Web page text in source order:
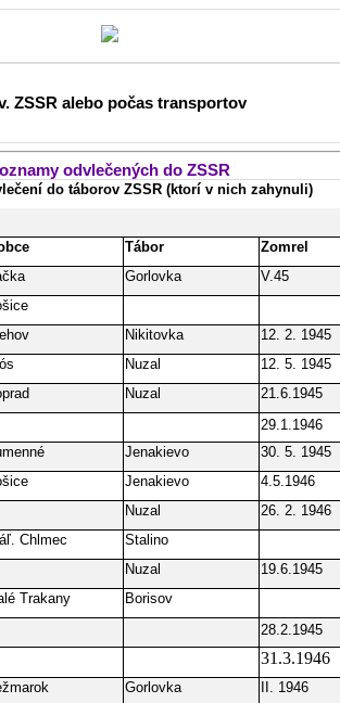
ZSSR alebo počas transportov
odvlečených do ZSSR
do táborov ZSSR (ktorí v nich zahynuli)
Tábor
Zomrel
Gorlovka
V.45
Nikitovka
12. 2. 1945
Nuzal
12. 5. 1945
Nuzal
21.6.1945
29.1.1946
Jenakievo
30. 5. 1945
Jenakievo
4.5.1946
Nuzal
26. 2. 1946
Chlmec
Stalino
Nuzal
19.6.1945
Trakany
Borisov
28.2.1945
31.3.1946
Gorlovka
II. 1946